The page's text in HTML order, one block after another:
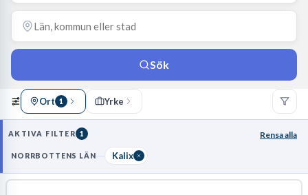
Sök
Ort 1 Yrke
AKTIVA FILTER 1 Rensa alla
NORRBOTTENS LÄN Kalix